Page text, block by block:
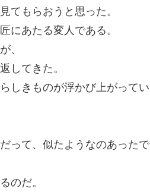
てもらおうと思った。
にあたる変人である。
、
してきた。
しきものが浮かび上がってい
って、似たようなのあったで
のだ。